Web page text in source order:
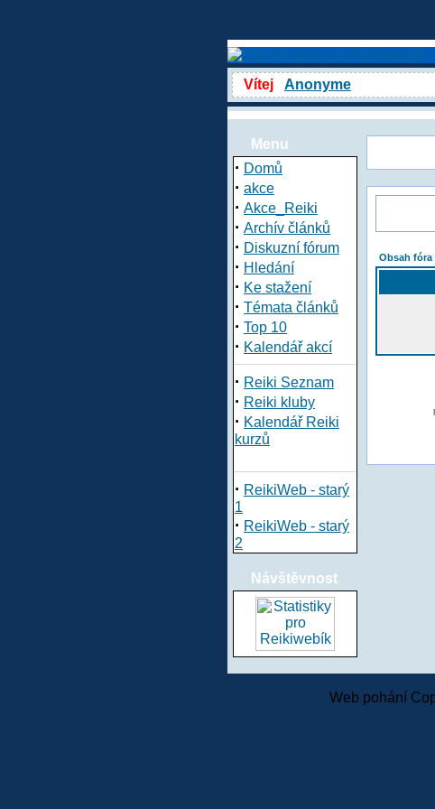
Vítej Anonyme
Menu
· Domů
· akce
· Akce_Reiki
· Archív článků
· Diskuzní fórum
· Hledání
· Ke stažení
· Témata článků
· Top 10
· Kalendář akcí
· Reiki Seznam
· Reiki kluby
· Kalendář Reiki
kurzů
· ReikiWeb - starý
1
· ReikiWeb - starý
2
Návštěvnost
Obsah fóra
Web pohání